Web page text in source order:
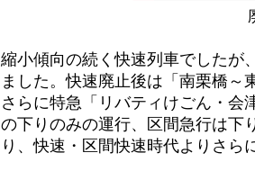
縮小傾向の続く快速列車でしたが
ました。快速廃止後は「南栗橋～
さらに特急「リバティけごん・会
の下りのみの運行、区間急行は下
り、快速・区間快速時代よりさら